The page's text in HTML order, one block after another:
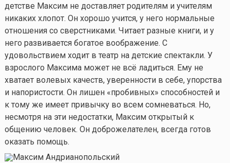
детстве Максим не доставляет родителям и учителям
никаких хлопот. Он хорошо учится, у него нормальные
отношения со сверстниками. Читает разные книги, и у
него развивается богатое воображение. С
удовольствием ходит в театр на детские спектакли. У
взрослого Максима может не всё ладиться. Ему не
хватает волевых качеств, уверенности в себе, упорства
и напористости. Он лишен «пробивных» способностей и
к тому же имеет привычку во всем сомневаться. Но,
несмотря на эти недостатки, Максим открытый к
общению человек. Он доброжелателен, всегда готов
оказать помощь.